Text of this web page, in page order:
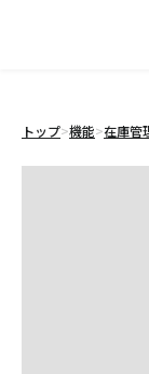
トップ>機能>在庫管